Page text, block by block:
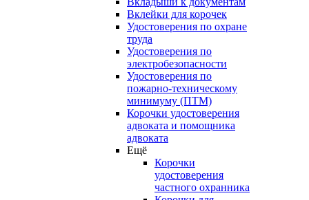
Вклейки для корочек
Удостоверения по охране
труда
Удостоверения по
электробезопасности
Удостоверения по
пожарно-техническому
минимуму (ПТМ)
Корочки удостоверения
адвоката и помощника
адвоката
Ещё
Корочки
удостоверения
частного охранника